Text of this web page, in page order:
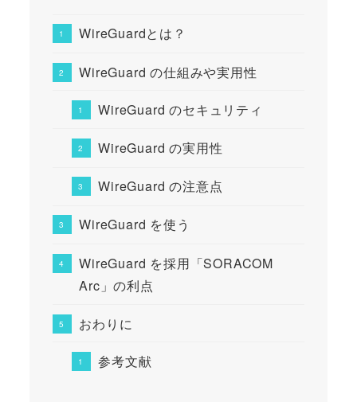
WireGuardとは？
WireGuard の仕組みや実用性
WireGuard のセキュリティ
WireGuard の実用性
WireGuard の注意点
WireGuard を使う
WireGuard を採用「SORACOM
Arc」の利点
おわりに
参考文献